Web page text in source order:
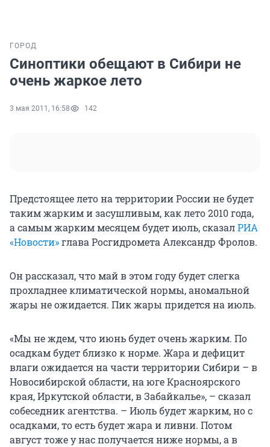
ГОРОД
Синоптики обещают в Сибири не
очень жаркое лето
3 мая 2011, 16:58 142
Предстоящее лето на территории России не будет
таким жарким и засушливым, как лето 2010 года,
а самым жарким месяцем будет июль, сказалРИА
«Новости»глава Росгидромета Александр Фролов.
Он рассказал, что май в этом году будет слегка
прохладнее климатической нормы, аномальной
жары не ожидается. Пик жары придется на июль.
«Мы не ждем, что июнь будет очень жарким. По
осадкам будет близко к норме. Жара и дефицит
влаги ожидается на части территории Сибири – в
Новосибирской области, на юге Красноярского
края, Иркутской области, в Забайкалье», – сказал
собеседник агентства. – Июль будет жарким, но с
осадками, то есть будет жара и ливни. Потом
август тоже у нас получается ниже нормы, а в